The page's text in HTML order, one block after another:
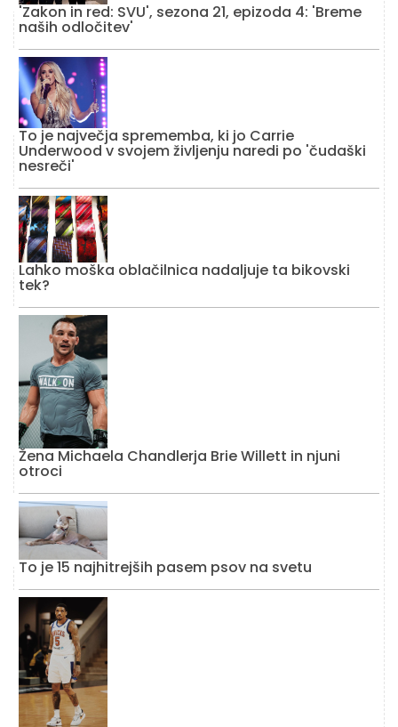
'Zakon in red: SVU', sezona 21, epizoda 4: 'Breme
naših odločitev'
To je največja sprememba, ki jo Carrie
Underwood v svojem življenju naredi po 'čudaški
nesreči'
Lahko moška oblačilnica nadaljuje ta bikovski
tek?
Žena Michaela Chandlerja Brie Willett in njuni
otroci
To je 15 najhitrejših pasem psov na svetu